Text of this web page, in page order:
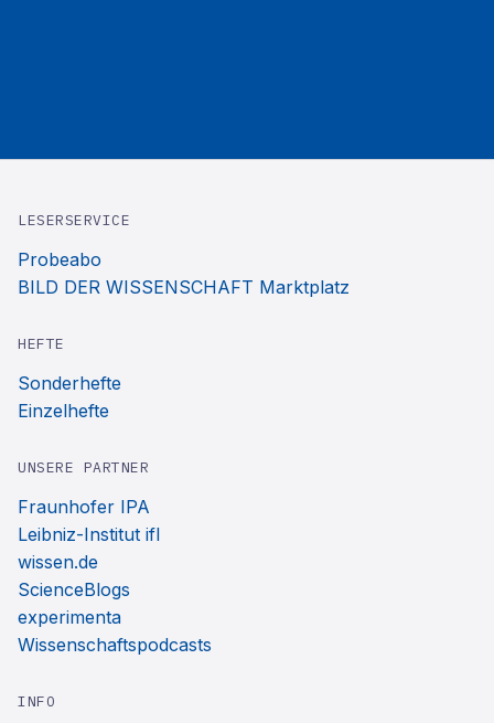
LESERSERVICE
Probeabo
BILD DER WISSENSCHAFT Marktplatz
HEFTE
Sonderhefte
Einzelhefte
UNSERE PARTNER
Fraunhofer IPA
Leibniz-Institut ifl
wissen.de
ScienceBlogs
experimenta
Wissenschaftspodcasts
INFO